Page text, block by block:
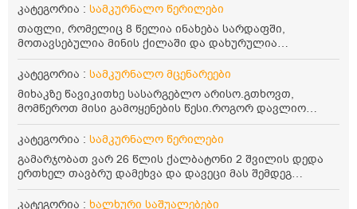
კატეგორია : სამკურნალო წერილები
თაფლი, რომელიც 8 წელია ინახება სარდაფში,
მოთავსებულია მინის ქილაში და დახურულია
პლასტმასის სახურავით. ექნება თუ არა შენარჩუნებული
სასარგებლო თვისებები და შეიძლება თუ არა მისი
მირთმევა? გმადლობთ.
კატეგორია : სამკურნალო მცენარეები
მიხაკზე წავიკითხე სასარგებლო არისო.გთხოვთ,
მომწეროთ მისი გამოყენების წესი.როგორ დავლიო
მიხაკის ჩაი. ასევე მაინტერესებს ლეიკოციტები მაქვს
ოდნავ დაბალი და წავიკითხე ლეიკოციტების დონეს
კატეგორია : სამკურნალო წერილები
გამარჯობათ ვარ 26 წლის ქალბატონი 2 შვილის დედა
ერთხელ თავბრუ დამეხვა და დავეცი მას შემდეგ
დამეწყო შიშები ვეღარ გავდიოდი გარეთ რადგან ისევ
ასე ცუდად არ გავხდარიყავი ყურის ანთება მქონდა
კატეგორია : ხალხური საშუალებები